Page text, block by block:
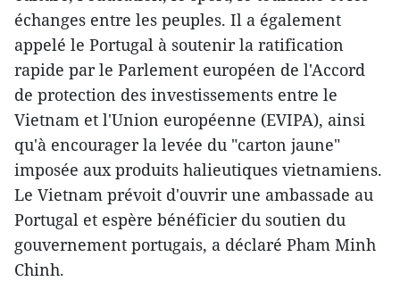
échanges entre les peuples. Il a également
appelé le Portugal à soutenir la ratification
rapide par le Parlement européen de l'Accord
de protection des investissements entre le
Vietnam et l'Union européenne (EVIPA), ainsi
qu'à encourager la levée du "carton jaune"
imposée aux produits halieutiques vietnamiens.
Le Vietnam prévoit d'ouvrir une ambassade au
Portugal et espère bénéficier du soutien du
gouvernement portugais, a déclaré Pham Minh
Chinh.